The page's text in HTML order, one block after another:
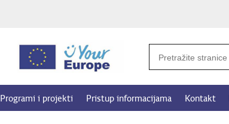
Programi i projekti Pristup informacijama Kontakt